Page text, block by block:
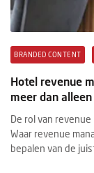
BRANDED CONTENT
Hotel revenue
meer dan
De rol van
Waar revenue
bepalen van de